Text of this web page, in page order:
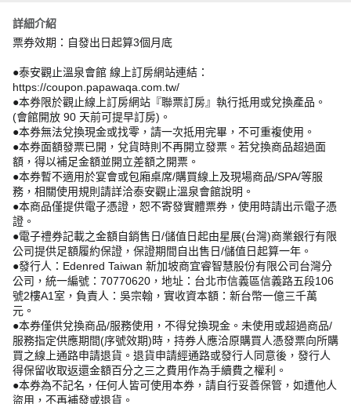
詳細介紹
票券效期：自發出日起算3個月底
●泰安觀止溫泉會館 線上訂房網站連結：
https://coupon.papawaqa.com.tw/
●本券限於觀止線上訂房網站『聯票訂房』執行抵用或兌換產品。
(會館開放 90 天前可提早訂房)。
●本券無法兌換現金或找零，請一次抵用完畢，不可重複使用。
●本券面額發票已開，兌貨時則不再開立發票。若兌換商品超過面
額，得以補足金額並開立差額之開票。
●本券暫不適用於宴會或包廂桌席/購買線上及現場商品/SPA/等服
務，相關使用規則請詳洽泰安觀止溫泉會館說明。
●本商品僅提供電子憑證，恕不寄發實體票券，使用時請出示電子憑
證。
●電子禮券記載之金額自銷售日/儲值日起由星展(台灣)商業銀行有限
公司提供足額履約保證，保證期間自出售日/儲值日起算一年。
●發行人：Edenred Taiwan 新加坡商宜睿智慧股份有限公司台灣分
公司，統一編號：70770620，地址：台北市信義區信義路五段106
號2樓A1室，負責人：吳宗翰，實收資本額：新台幣一億三千萬
元。
●本券僅供兌換商品/服務使用，不得兌換現金。未使用或超過商品/
服務指定供應期間(序號效期)時，持券人應洽原購買人憑發票向所購
買之線上通路申請退貨。退貨申請經通路或發行人同意後，發行人
得保留收取返還金額百分之三之費用作為手續費之權利。
●本券為不記名，任何人皆可使用本券，請自行妥善保管，如遭他人
盜用，不再補發或退貨。